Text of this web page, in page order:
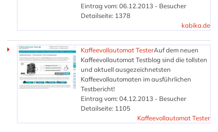
Eintrag vom: 06.12.2013 - Besucher
Detailseite: 1378
kabika.de
Kaffeevollautomat TesterAuf dem neuen
Kaffeevollautomat Testblog sind die tollsten
und aktuell ausgezeichnetsten
Kaffeevollautomaten im ausführlichen
Testbericht!
Eintrag vom: 04.12.2013 - Besucher
Detailseite: 1105
Kaffeevollautomat Tester